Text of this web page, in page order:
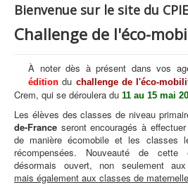
Bienvenue sur le site du
Challenge de l'éco-
À noter dès à présent dans vos
édition du challenge de l'éco-
Crem, qui se déroulera du 11 au 15 mai
Les élèves des classes de niveau
de-France seront encouragés à
de manière écomobile et les classes
récompensées. Nouveauté de
désormais ouvert, non seulement
mais également aux classes de maternelle